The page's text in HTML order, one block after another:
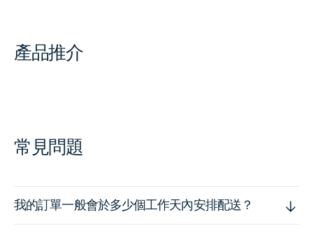
產品推介
常見問題
我的訂單一般會於多少個工作天內安排配送？